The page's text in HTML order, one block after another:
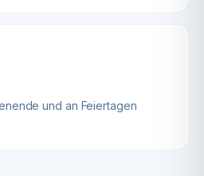
und an Feiertagen